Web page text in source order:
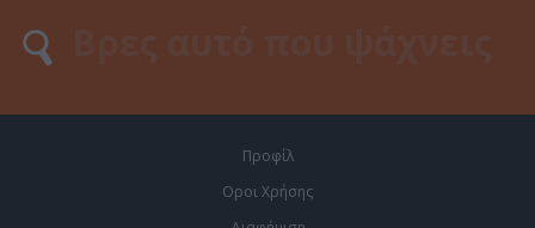
Προφίλ
Οροι Χρήσης